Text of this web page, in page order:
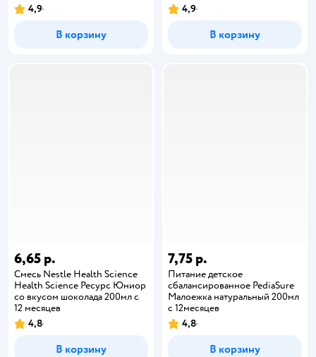
4,9
В корзину
4,9
В корзину
6,65 р.
Смесь Nestle Health Science
Health Science Ресурс Юниор
со вкусом шоколада 200мл с
12 месяцев
4,8
В корзину
7,75 р.
Питание детское
сбалансированное PediaSure
Малоежка натуральный 200мл
с 12месяцев
4,8
В корзину